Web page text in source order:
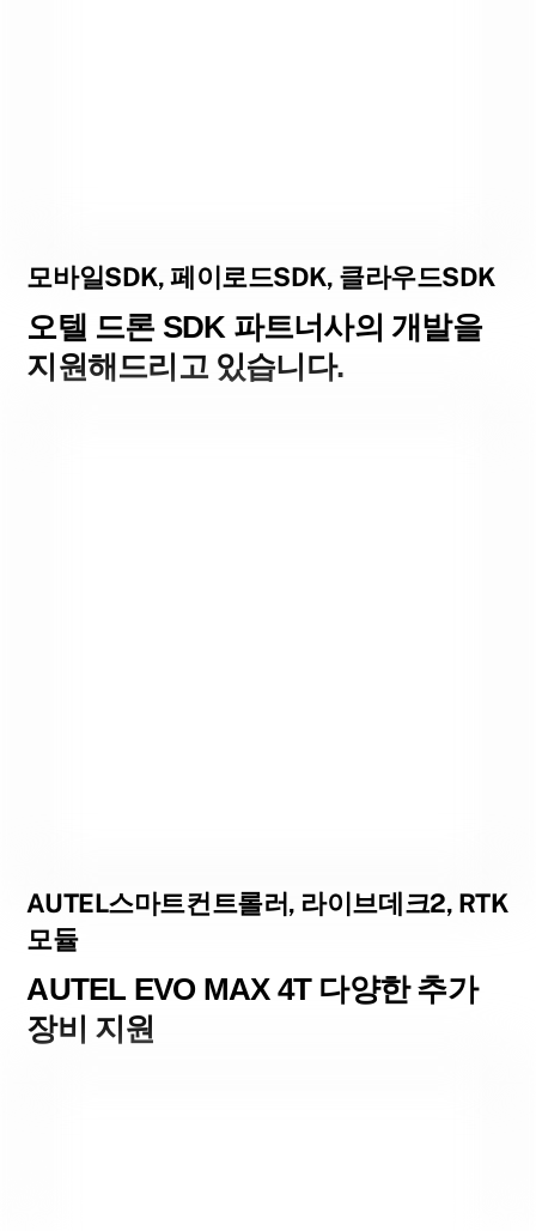
모바일SDK, 페이로드SDK, 클라우드SDK
오텔 드론 SDK 파트너사의 개발을
지원해드리고 있습니다.
AUTEL스마트컨트롤러, 라이브데크2, RTK
모듈
AUTEL EVO MAX 4T 다양한 추가
장비 지원